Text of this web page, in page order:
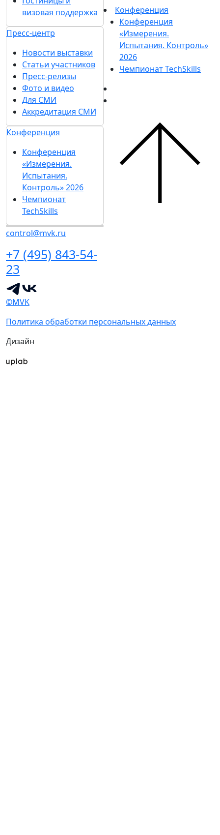
визовая поддержка
Пресс-центр
Новости выставки
Статьи участников
Пресс-релизы
Фото и видео
Для СМИ
Аккредитация СМИ
Конференция
Конференция
«Измерения.
Испытания.
Контроль» 2026
Чемпионат
TechSkills
control@mvk.ru
+7 (495) 843-54-
23
Конференция
Конференция
«Измерения.
Испытания. Контроль»
2026
Чемпионат TechSkills
©MVK
Политика обработки персональных данных
Дизайн